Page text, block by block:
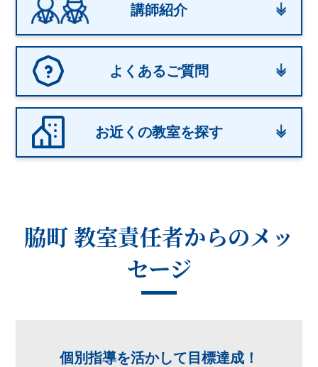
講師紹介
よくあるご質問
お近くの教室を探す
脇町 教室責任者からのメッ
セージ
個別指導を活かして目標達成！